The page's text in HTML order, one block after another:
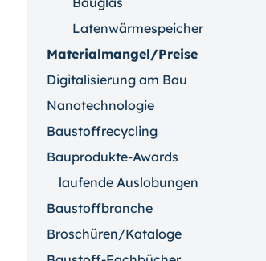
Latenwärmespeicher
Materialmangel/Preise
Digitalisierung am Bau
Nanotechnologie
Baustoffrecycling
Bauprodukte-Awards
laufende Auslobungen
Baustoffbranche
Broschüren/Kataloge